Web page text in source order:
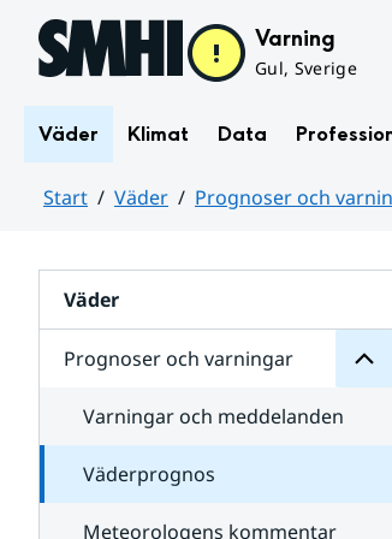
Hoppa till sidans innehåll Varning
Gul, Sverige
Väder Klimat Data
Start Väder Prognoser och
Väder
Prognoser och varningar
för
varningar
Varningar och meddelanden
Väderprognos
Meteorologens kommentar